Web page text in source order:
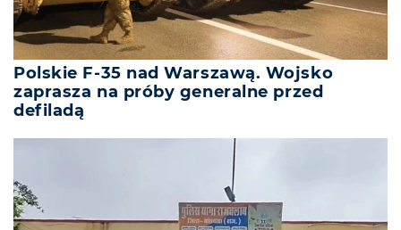
Polskie F-35 nad Warszawą. Wojsko
zaprasza na próby generalne przed
defiladą